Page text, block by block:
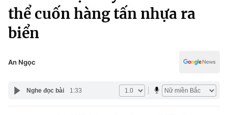
Chính trị
Xã hội
Pháp luật
Y tế
Thể thao
Truyền hình
Văn hóa - Giải trí
thể cuốn hàng tấn nhựa ra
biển
An Ngọc
Nghe đọc bài 1:33